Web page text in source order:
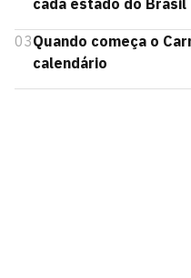
cada estado do Brasil
03Quando começa o
calendário